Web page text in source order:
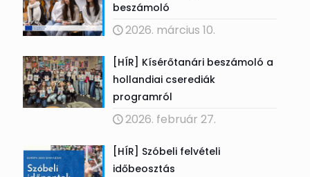
beszámoló
2026. március 10.
[HÍR] Kísérőtanári beszámoló a
hollandiai cserediák
programról
2026. február 27.
[HÍR] Szóbeli felvételi
időbeosztás